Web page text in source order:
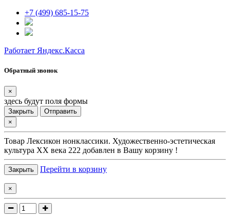
+7 (499) 685-15-75
Работает Яндекс.Касса
Обратный звонок
×
здесь будут поля формы
Закрыть
Отправить
×
Товар Лексикон нонклассики. Художественно-эстетическая
культура XX века 222 добавлен в Вашу корзину !
Закрыть Перейти в корзину
×